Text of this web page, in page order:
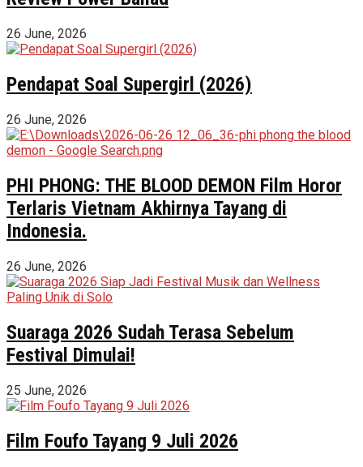
26 June, 2026
Pendapat Soal Supergirl (2026)
26 June, 2026
PHI PHONG: THE BLOOD DEMON Film Horor
Terlaris Vietnam Akhirnya Tayang di
Indonesia.
26 June, 2026
Suaraga 2026 Sudah Terasa Sebelum
Festival Dimulai!
25 June, 2026
Film Foufo Tayang 9 Juli 2026